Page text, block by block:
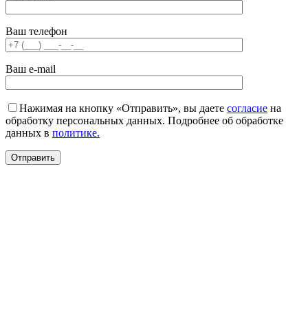
Ваш телефон
Ваш e-mail
Нажимая на кнопку «Отправить», вы даете согласие на
обработку персональных данных. Подробнее об обработке
данных в политике.